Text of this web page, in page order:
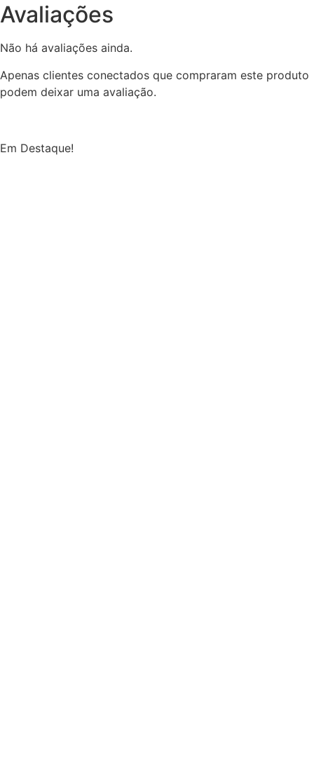
Avaliações
Não há avaliações ainda.
Apenas clientes conectados que compraram este produto
podem deixar uma avaliação.
Em Destaque!